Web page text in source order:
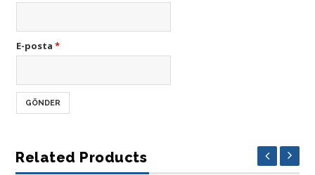
E-posta *
Related Products